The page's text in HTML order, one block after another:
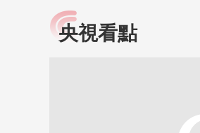
小央視頻
央視看點